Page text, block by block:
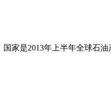
家是2013年上半年全球石